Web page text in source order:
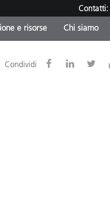
Contatti:
e risorse Chi siamo
Condividi